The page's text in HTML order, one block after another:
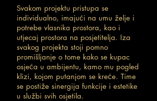
Svakom projektu pristupa se
individualno, imajući na umu želje i
potrebe vlasnika prostora, kao i
utjecaj prostora na posjetitelja. Iza
svakog projekta stoji pomno
promišljanje o tome kako se kupac
osjeća u ambijentu, kamo mu pogled
klizi, kojom putanjom se kreće. Time
se postiže sinergija funkcije i estetike
u službi svih osjetila.